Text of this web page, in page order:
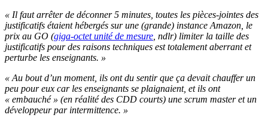
« Il faut arrêter de déconner 5 minutes, toutes les pièces-jointes des
justificatifs étaient hébergés sur une (grande) instance Amazon, le
prix au GO (giga-octet unité de mesure , ndlr) limiter la taille des
justificatifs pour des raisons techniques est totalement aberrant et
perturbe les enseignants. »
« Au bout d’un moment, ils ont du sentir que ça devait chauffer un
peu pour eux car les enseignants se plaignaient, et ils ont
« embauché » (en réalité des CDD courts) une scrum master et un
développeur par intermittence. »